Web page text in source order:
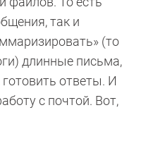
так и
(то
длинные письма,
ответы. И
с почтой. Вот,